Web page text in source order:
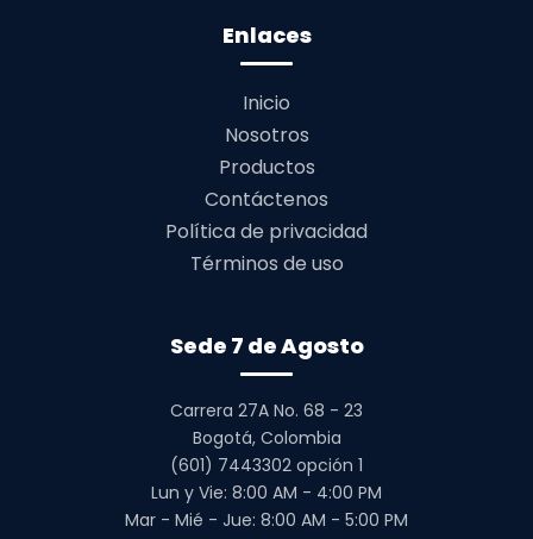
Enlaces
Inicio
Nosotros
Productos
Contáctenos
Política de privacidad
Términos de uso
Sede 7 de Agosto
Carrera 27A No. 68 - 23
Bogotá, Colombia
(601) 7443302 opción 1
Lun y Vie: 8:00 AM - 4:00 PM
Mar - Mié - Jue: 8:00 AM - 5:00 PM